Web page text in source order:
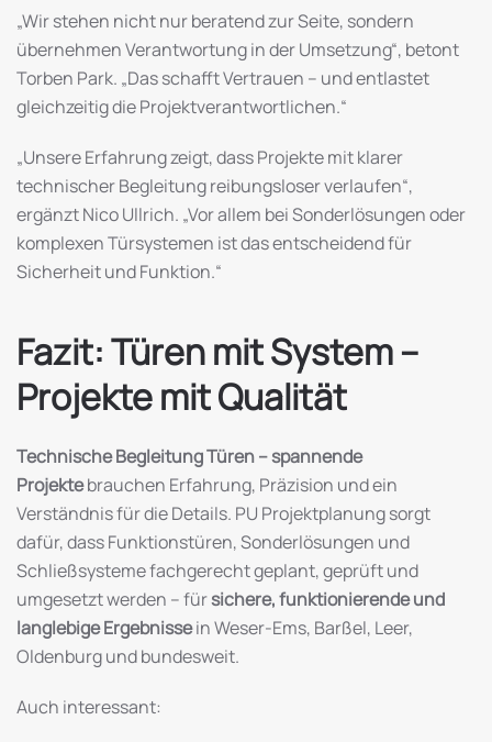
„Wir stehen nicht nur beratend zur Seite, sondern
übernehmen Verantwortung in der Umsetzung“, betont
Torben Park. „Das schafft Vertrauen – und entlastet
gleichzeitig die Projektverantwortlichen.“
„Unsere Erfahrung zeigt, dass Projekte mit klarer
technischer Begleitung reibungsloser verlaufen“,
ergänzt Nico Ullrich. „Vor allem bei Sonderlösungen oder
komplexen Türsystemen ist das entscheidend für
Sicherheit und Funktion.“
Fazit: Türen mit System –
Projekte mit Qualität
Technische Begleitung Türen – spannende
Projektebrauchen Erfahrung, Präzision und ein
Verständnis für die Details. PU Projektplanung sorgt
dafür, dass Funktionstüren, Sonderlösungen und
Schließsysteme fachgerecht geplant, geprüft und
umgesetzt werden – fürsichere, funktionierende und
langlebige Ergebnissein Weser-Ems, Barßel, Leer,
Oldenburg und bundesweit.
Auch interessant: